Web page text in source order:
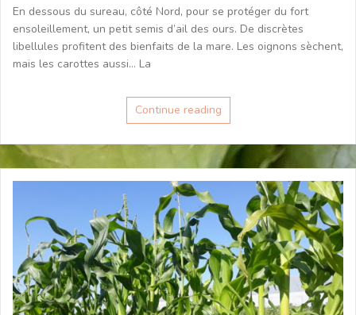
En dessous du sureau, côté Nord, pour se protéger du fort
ensoleillement, un petit semis d’ail des ours. De discrètes
libellules profitent des bienfaits de la mare. Les oignons sèchent,
mais les carottes aussi… La
Continue reading